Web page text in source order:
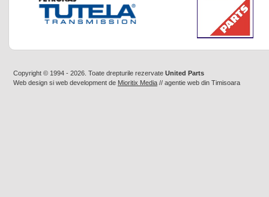
Copyright © 1994 - 2026. Toate drepturile rezervate United Parts
Web design si web development de Mioritix Media // agentie web din Timisoara